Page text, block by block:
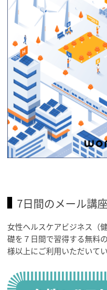
7日間のメール講座
女性ヘルスケアビジネス（
礎を７日間で習得する無料
様以上にご利用いただいてい